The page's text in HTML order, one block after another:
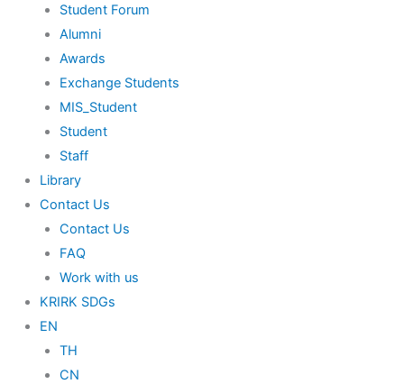
Student Forum
Alumni
Awards
Exchange Students
MIS_Student
Student
Staff
Library
Contact Us
Contact Us
FAQ
Work with us
KRIRK SDGs
EN
TH
CN